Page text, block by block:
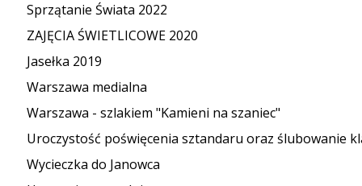
Sprzątanie Świata 2022
ZAJĘCIA ŚWIETLICOWE 2020
Jasełka 2019
Warszawa medialna
Warszawa - szlakiem "Kamieni na szaniec"
Uroczystość poświęcenia sztandaru oraz ślubowanie
Wycieczka do Janowca